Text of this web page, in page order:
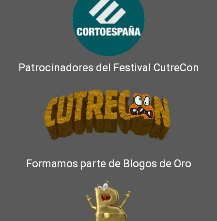
Patrocinadores del Festival CutreCon
Formamos parte de Blogos de Oro